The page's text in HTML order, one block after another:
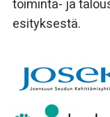
toiminta- ja
esityksestä.